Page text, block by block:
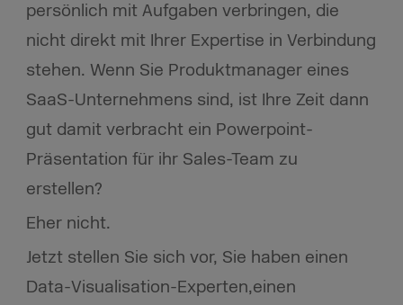
persönlich mit Aufgaben verbringen, die
nicht direkt mit Ihrer Expertise in Verbindung
stehen. Wenn Sie Produktmanager eines
SaaS-Unternehmens sind, ist Ihre Zeit dann
gut damit verbracht ein Powerpoint-
Präsentation für ihr Sales-Team zu
erstellen?
Eher nicht.
Jetzt stellen Sie sich vor, Sie haben einen
Data-Visualisation-Experten,einen